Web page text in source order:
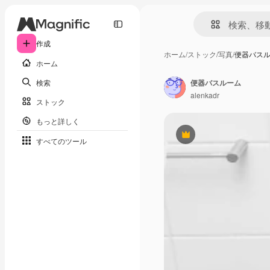
作成
ホーム
検索
ストック
もっと詳しく
すべてのツール
ホーム/ストック/写真/便器バス
Premium
便器バスルーム
alenkadr